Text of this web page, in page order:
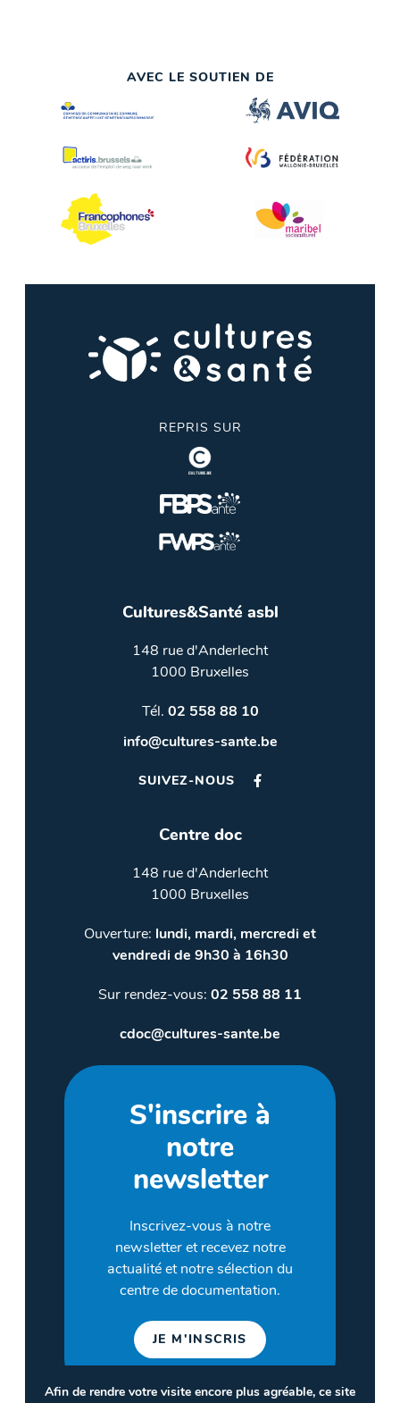
AVEC LE SOUTIEN DE
REPRIS SUR
Cultures&Santé asbl
148 rue d'Anderlecht
1000 Bruxelles
Tél. 02 558 88 10
info@cultures-sante.be
SUIVEZ-NOUS
Centre doc
148 rue d'Anderlecht
1000 Bruxelles
Ouverture: lundi, mardi, mercredi et
vendredi de 9h30 à 16h30
Sur rendez-vous: 02 558 88 11
cdoc@cultures-sante.be
S'inscrire à
notre
newsletter
Inscrivez-vous à notre
newsletter et recevez notre
actualité et notre sélection du
centre de documentation.
JE M'INSCRIS
Afin de rendre votre visite encore plus agréable, ce site